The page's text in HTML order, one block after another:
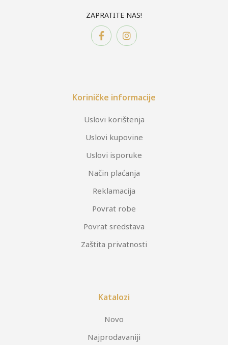
ZAPRATITE NAS!
Koriničke informacije
Uslovi korištenja
Uslovi kupovine
Uslovi isporuke
Način plaćanja
Reklamacija
Povrat robe
Povrat sredstava
Zaštita privatnosti
Katalozi
Novo
Najprodavaniji